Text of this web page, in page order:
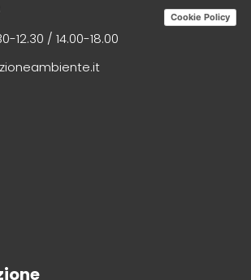
12.30 / 14.00-18.00
Cookie Policy